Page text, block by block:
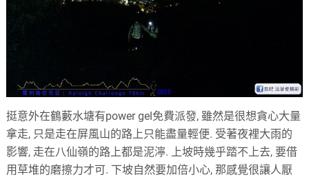
挺意外在鶴藪水塘有power gel免費派發, 雖然是很想貪心大量
拿走, 只是走在屏風山的路上只能盡量輕便. 受著夜裡大雨的
影響, 走在八仙嶺的路上都是泥濘. 上坡時幾乎踏不上去, 要借
用草堆的磨擦力才可. 下坡自然要加倍小心, 那感覺很讓人厭